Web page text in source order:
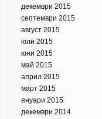
декември 2015
септември 2015
август 2015
юли 2015
юни 2015
май 2015
април 2015
март 2015
януари 2015
декември 2014